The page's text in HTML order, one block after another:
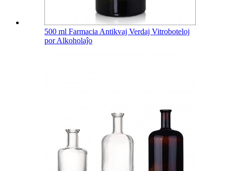
500 ml Farmacia Antikvaj Verdaj Vitroboteloj
por Alkoholaĵo